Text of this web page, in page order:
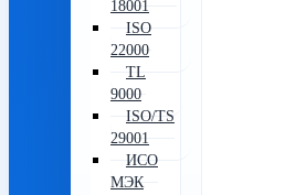
18001
ISO
22000
TL
9000
ISO/TS
29001
ИСО
МЭК